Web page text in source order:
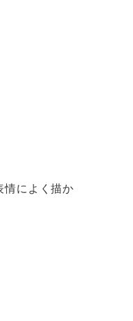
情によく描か